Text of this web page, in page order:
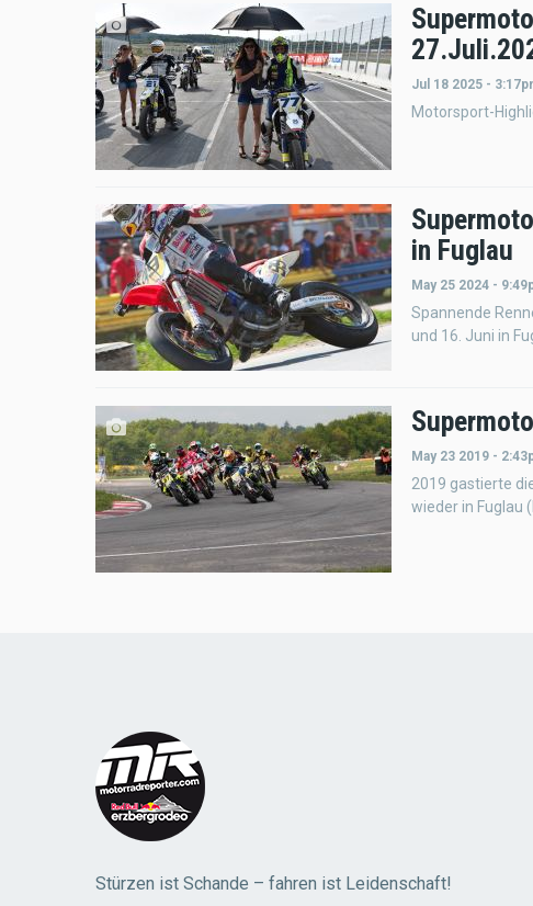
Jul 18 2025 -
Motorsport-
in Fuglau
May 25 2024 -
Spannende
und 16. Juni in
May 23 2019 -
2019 gastierte
wieder in Fuglau
Stürzen ist Schande – fahren ist Leidenschaft!